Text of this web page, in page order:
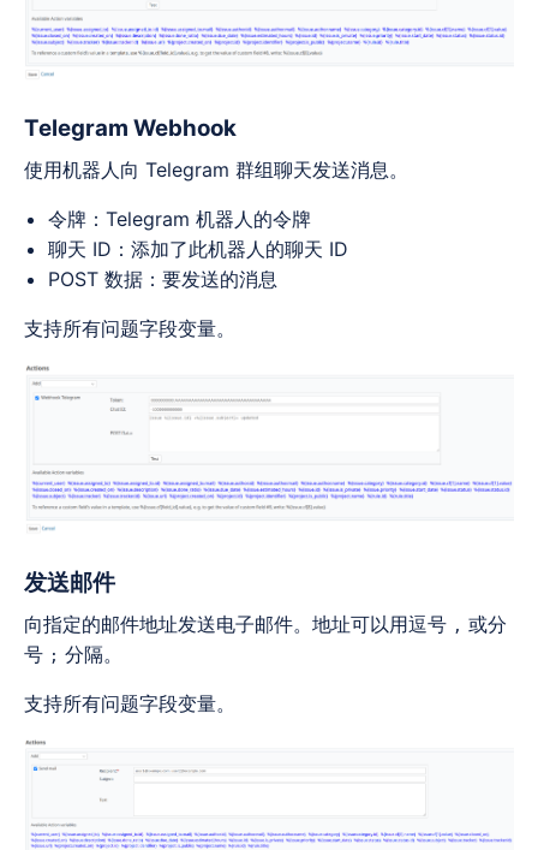
Telegram Webhook
使用机器人向 Telegram 群组聊天发送消息。
令牌：Telegram 机器人的令牌
聊天 ID：添加了此机器人的聊天 ID
POST 数据：要发送的消息
支持所有问题字段变量。
发送邮件
向指定的邮件地址发送电子邮件。地址可以用逗号 , 或分
号 ; 分隔。
支持所有问题字段变量。